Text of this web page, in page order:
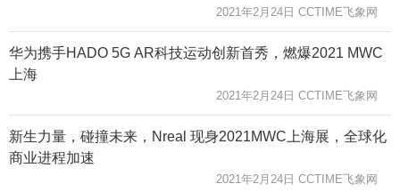
2021年2月24日 CCTIME飞象网
华为携手HADO 5G AR科技运动创新首秀，燃爆2021 MWC
上海
2021年2月24日 CCTIME飞象网
新生力量，碰撞未来，Nreal 现身2021MWC上海展，全球化
商业进程加速
2021年2月24日 CCTIME飞象网